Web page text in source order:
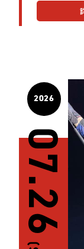
2026
07.26